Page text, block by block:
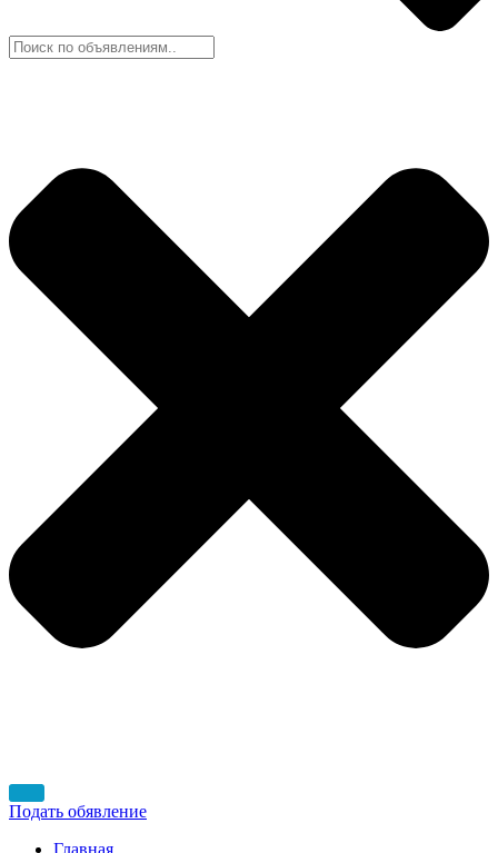
Подать обявление